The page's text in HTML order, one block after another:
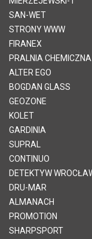
SAN-WET
STRONY WWW
FIRANEX
PRALNIA
ALTER EGO
BOGDAN GLASS
GEOZONE
KOLET
GARDINIA
SUPRAL
CONTINUO
DETEKTYW
DRU-MAR
ALMANACH
PROMOTION
SHARPSPORT